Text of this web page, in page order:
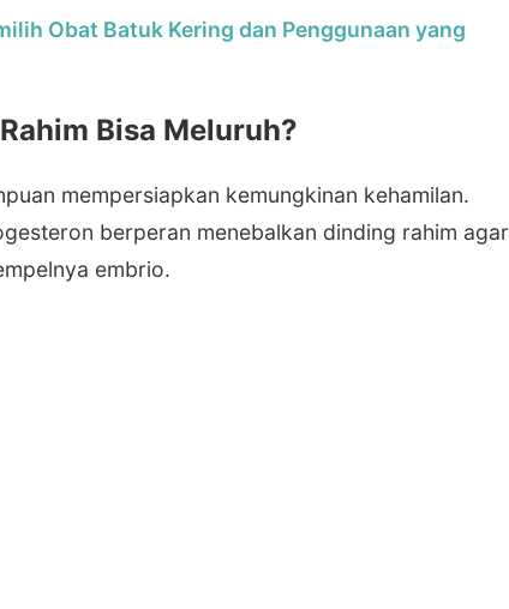
Obat Batuk Kering dan Penggunaan yang
Bisa Meluruh?
mempersiapkan kemungkinan kehamilan.
berperan menebalkan dinding rahim agar
embrio.